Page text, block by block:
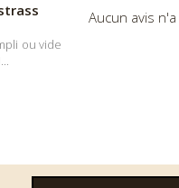
ou vide
Aucun avis